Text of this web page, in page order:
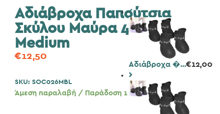
Αδιάβροχα �...€12,00
Αδιάβροχα Παπούτσια
Σκύλου Μαύρα 4 τμχ
Medium
€12,50
SKU: SOC026MBL
Άμεση παραλαβή / Παράδοση 1 έως 3 ημέρες